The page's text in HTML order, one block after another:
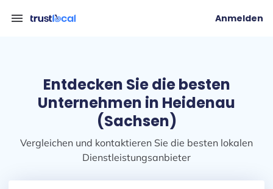
menu Anmelden
Entdecken Sie die besten
Unternehmen in Heidenau
(Sachsen)
Vergleichen und kontaktieren Sie die besten lokalen
Dienstleistungsanbieter